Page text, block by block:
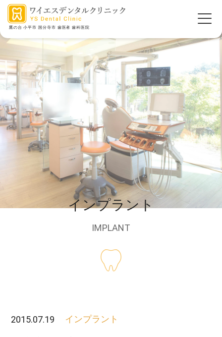
鷹の台 小平市 国分寺市 歯医者 歯科医院
インプラント
IMPLANT
2015.07.19 インプラント